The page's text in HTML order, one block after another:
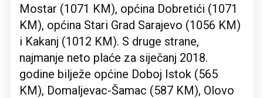
Mostar (1071 KM), općina Dobretići (1071
KM), općina Stari Grad Sarajevo (1056 KM)
i Kakanj (1012 KM). S druge strane,
najmanje neto plaće za siječanj 2018.
godine bilježe općine Doboj Istok (565
KM), Domaljevac-Šamac (587 KM), Olovo